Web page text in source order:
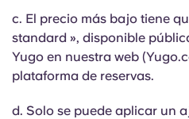
c. El precio más bajo tiene
standard », disponible
Yugo en nuestra web
plataforma de reservas.
d. Solo se puede aplicar un